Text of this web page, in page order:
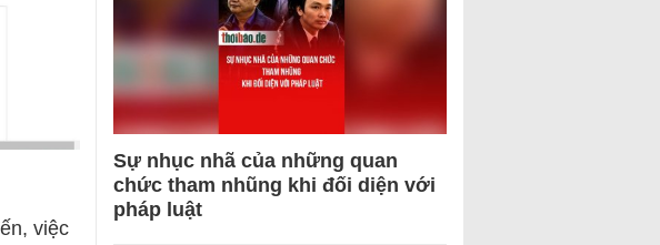
việc
Sự nhục nhã của những quan
chức tham nhũng khi đối diện với
pháp luật